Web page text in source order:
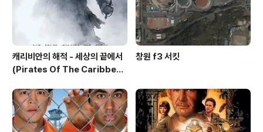
캐리비안의 해적 - 세상의 끝에서
(Pirates Of The Caribbea
창원 f3 서킷